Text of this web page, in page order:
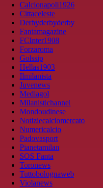
Calcionapoli1926
Cittaceleste
Derbyderbyderby
Fantamagazine
FCInter1908
Forzaroma
Golssip
Hellas1903
Ilmilanista
Juvenews
Mediagol
Milanistichannel
Mondoudinese
Notiziecalciomercato
Numericalcio
Padovasport
Pianetamilan
SOS Fanta
Toronews
Tuttobolognaweb
Violanews